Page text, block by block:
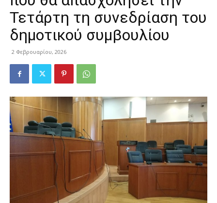
Τετάρτη τη συνεδρίαση του
δημοτικού συμβουλίου
2 Φεβρουαρίου, 2026